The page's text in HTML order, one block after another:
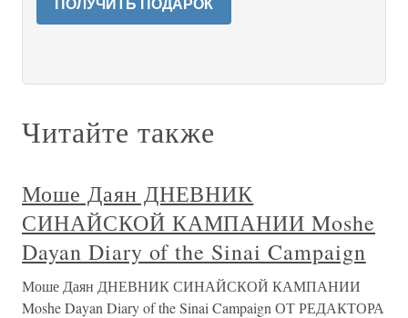
ПОЛУЧИТЬ ПОДАРОК
Читайте также
Моше Даян ДНЕВНИК
СИНАЙСКОЙ КАМПАНИИ Moshe
Dayan Diary of the Sinai Campaign
Моше Даян ДНЕВНИК СИНАЙСКОЙ КАМПАНИИ
Moshe Dayan Diary of the Sinai Campaign ОТ РЕДАКТОРА